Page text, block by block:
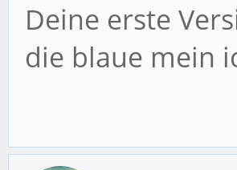
Deine erste
die blaue mein